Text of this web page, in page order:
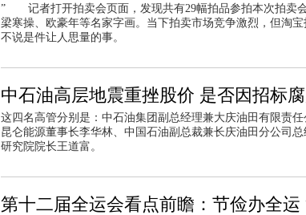
” 记者打开拍卖会页面，发现共有29幅拍品参拍本次拍卖会
梁寒操、欧豪年等名家字画。当下拍卖市场竞争激烈，但淘
不说是件让人思量的事。
中石油高层地震重挫股价 是否因招标
这四名高管分别是：中石油集团副总经理兼大庆油田有限责
昆仑能源董事长李华林、中国石油副总裁兼长庆油田分公司
研究院院长王道富。
第十二届全运会看点前瞻：节俭办全运